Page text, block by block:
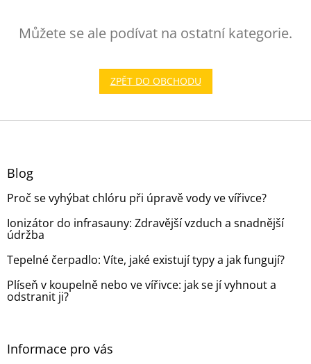
Můžete se ale podívat na ostatní kategorie.
ZPĚT DO OBCHODU
Z
Blog
Proč se vyhýbat chlóru při úpravě vody ve vířivce?
Ionizátor do infrasauny: Zdravější vzduch a snadnější
údržba
Tepelné čerpadlo: Víte, jaké existují typy a jak fungují?
Plíseň v koupelně nebo ve vířivce: jak se jí vyhnout a
odstranit ji?
Informace pro vás